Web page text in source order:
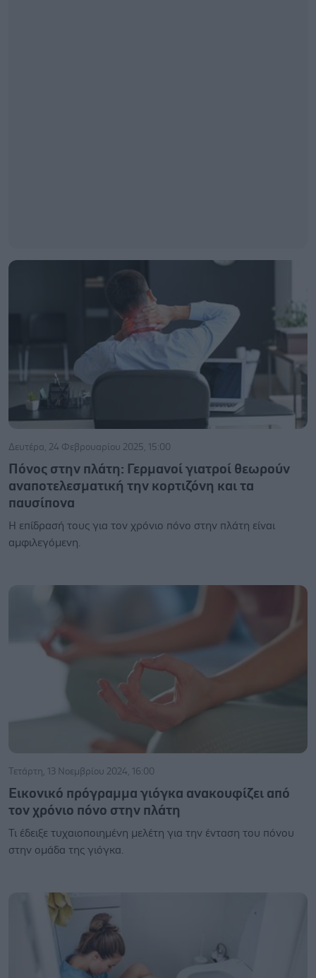
Δευτέρα, 24 Φεβρουαρίου 2025, 15:00
Πόνος στην πλάτη: Γερμανοί γιατροί θεωρούν
αναποτελεσματική την κορτιζόνη και τα
παυσίπονα
Η επίδρασή τους για τον χρόνιο πόνο στην πλάτη είναι
αμφιλεγόμενη.
Τετάρτη, 13 Νοεμβρίου 2024, 16:00
Εικονικό πρόγραμμα γιόγκα ανακουφίζει από
τον χρόνιο πόνο στην πλάτη
Τι έδειξε τυχαιοποιημένη μελέτη για την ένταση του πόνου
στην ομάδα της γιόγκα.